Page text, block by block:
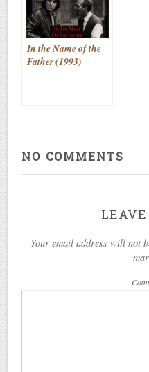
In the Name of the
Father (1993)
NO COMMENTS
Your email address will not